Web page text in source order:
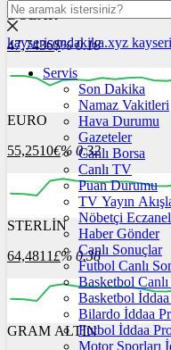
DOLAR
47,7436$% 0.18
12:00 13:00
EURO
55,2510€% 0.32
12:00 13:00
STERLİN
64,4811£% 0.38
12:00 13:00
GRAM ALTIN
kayserisondakika.xyz
Servis
Son Dakika
Namaz Vakitleri
Hava Durumu
Gazeteler
Canlı Borsa
Canlı TV
Puan Durumu
TV Yayın
Nöbetçi
Haber Gönder
Canlı Sonuçlar
Futbol Canlı
Basketbol
Basketbol İddaa
Bilardo İddaa
Futbol İddaa
Motor Sporları